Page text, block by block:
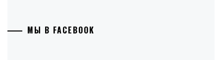
МЫ В FACEBOOK